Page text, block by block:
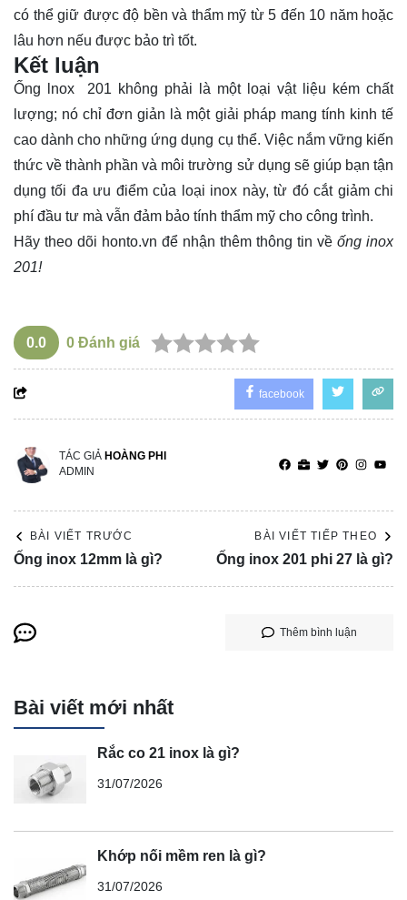
có thể giữ được độ bền và thẩm mỹ từ 5 đến 10 năm hoặc
lâu hơn nếu được bảo trì tốt.
Kết luận
Ống lnox 201 không phải là một loại vật liệu kém chất
lượng; nó chỉ đơn giản là một giải pháp mang tính kinh tế
cao dành cho những ứng dụng cụ thể. Việc nắm vững kiến
thức về thành phần và môi trường sử dụng sẽ giúp bạn tận
dụng tối đa ưu điểm của loại inox này, từ đó cắt giảm chi
phí đầu tư mà vẫn đảm bảo tính thẩm mỹ cho công trình.
Hãy theo dõi honto.vn để nhận thêm thông tin về ống inox
201!
0.0 0 Đánh giá
facebook
TÁC GIẢ HOÀNG PHI
ADMIN
BÀI VIẾT TRƯỚC
Ống inox 12mm là gì?
BÀI VIẾT TIẾP THEO
Ống inox 201 phi 27 là gì?
Thêm bình luận
Bài viết mới nhất
Rắc co 21 inox là gì?
31/07/2026
Khớp nối mềm ren là gì?
31/07/2026